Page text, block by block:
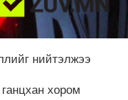
нийтэлжээ
хором